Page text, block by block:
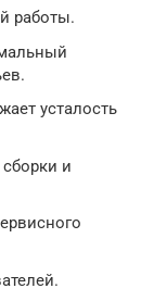
работы.
усталость
и